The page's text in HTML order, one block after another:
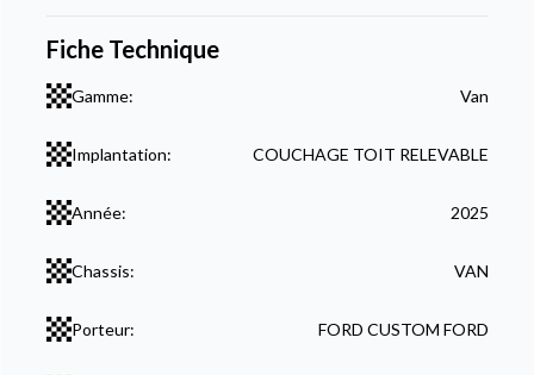
Fiche Technique
Gamme: Van
Implantation: COUCHAGE TOIT RELEVABLE
Année: 2025
Chassis: VAN
Porteur: FORD CUSTOM FORD